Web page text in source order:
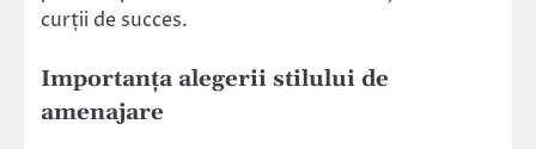
curții de succes.
Importanța alegerii stilului de
amenajare